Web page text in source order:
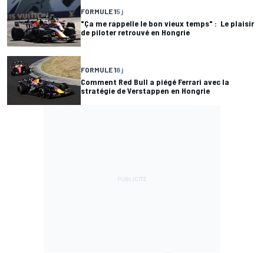
FORMULE 15 j
"Ça me rappelle le bon vieux temps" : Le plaisir
de piloter retrouvé en Hongrie
FORMULE 18 j
Comment Red Bull a piégé Ferrari avec la
stratégie de Verstappen en Hongrie